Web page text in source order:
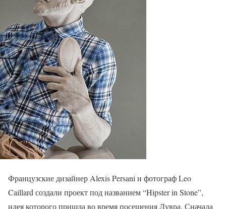
Французские дизайнер Alexis Persani и фотограф Leo
Caillard создали проект под названием “Hipster in Stone”,
идея которого пришла во время посещения Лувра. Сначала